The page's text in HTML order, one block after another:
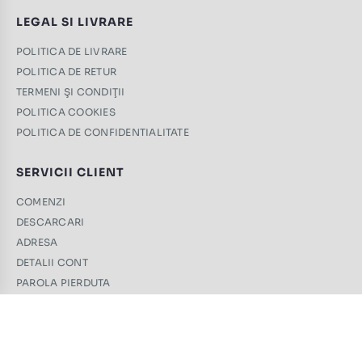
LEGAL SI LIVRARE
POLITICA DE LIVRARE
POLITICA DE RETUR
TERMENI ŞI CONDIŢII
POLITICA COOKIES
POLITICA DE CONFIDENTIALITATE
SERVICII CLIENT
COMENZI
DESCARCARI
ADRESA
DETALII CONT
PAROLA PIERDUTA